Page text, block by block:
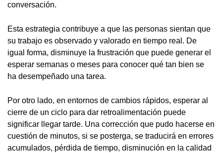
conversación.
Esta estrategia contribuye a que las personas sientan que
su trabajo es observado y valorado en tiempo real. De
igual forma, disminuye la frustración que puede generar el
esperar semanas o meses para conocer qué tan bien se
ha desempeñado una tarea.
Por otro lado, en entornos de cambios rápidos, esperar al
cierre de un ciclo para dar retroalimentación puede
significar llegar tarde. Una corrección que pudo hacerse en
cuestión de minutos, si se posterga, se traducirá en errores
acumulados, pérdida de tiempo, disminución en la calidad